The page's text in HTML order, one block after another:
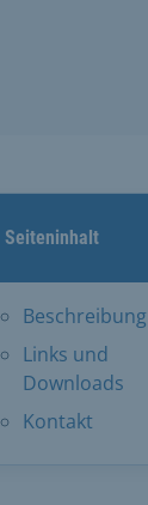
Seiteninhalt
Beschreibung
Links und
Downloads
Kontakt